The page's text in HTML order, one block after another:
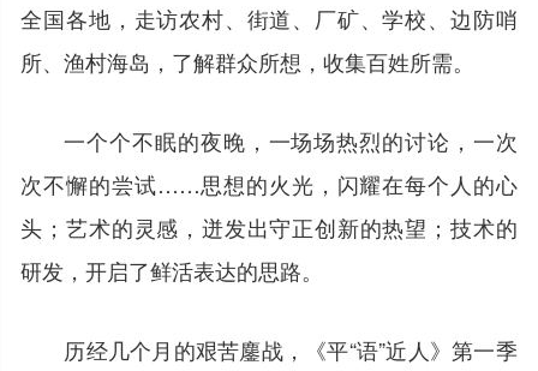
全国各地，走访农村、街道、厂矿、学校、边防哨
所、渔村海岛，了解群众所想，收集百姓所需。
一个个不眠的夜晚，一场场热烈的讨论，一次
次不懈的尝试……思想的火光，闪耀在每个人的心
头；艺术的灵感，迸发出守正创新的热望；技术的
研发，开启了鲜活表达的思路。
历经几个月的艰苦鏖战，《平“语”近人》第一季